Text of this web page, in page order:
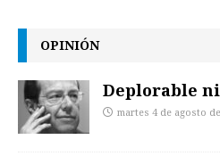
OPINIÓN
Deplorable
martes 4 de agosto